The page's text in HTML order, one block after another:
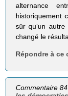
alternance
historiquement
sûr qu’un
changé le
Répondre à ce
Commentaire